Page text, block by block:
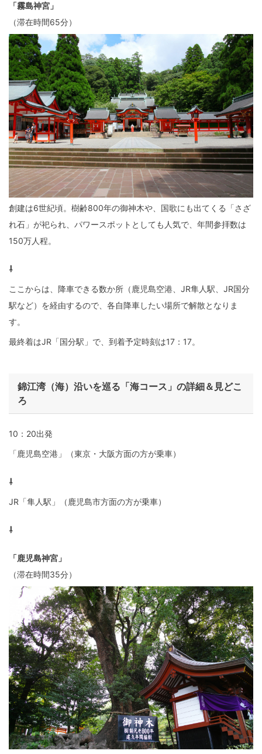
「霧島神宮」
（滞在時間65分）
創建は6世紀頃。樹齢800年の御神木や、国歌にも出てくる「さざ
れ石」が祀られ、パワースポットとしても人気で、年間参拝数は
150万人程。
⇩
ここからは、降車できる数か所（鹿児島空港、JR隼人駅、JR国分
駅など）を経由するので、各自降車したい場所で解散となりま
す。
最終着はJR「国分駅」で、到着予定時刻は17：17。
錦江湾（海）沿いを巡る「海コース」の詳細＆見どこ
ろ
10：20出発
「鹿児島空港」（東京・大阪方面の方が乗車）
⇩
JR「隼人駅」（鹿児島市方面の方が乗車）
⇩
「鹿児島神宮」
（滞在時間35分）